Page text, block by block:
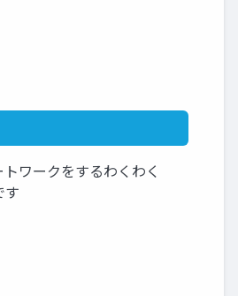
ワークをするわくわく
す